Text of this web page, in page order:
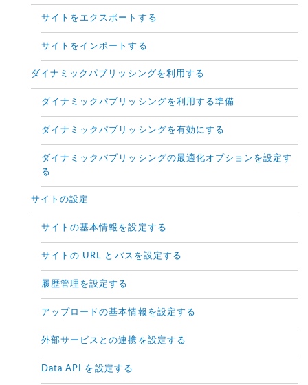
サイトをエクスポートする
サイトをインポートする
ダイナミックパブリッシングを利用する
ダイナミックパブリッシングを利用する準備
ダイナミックパブリッシングを有効にする
ダイナミックパブリッシングの最適化オプションを設定す
る
サイトの設定
サイトの基本情報を設定する
サイトの URL とパスを設定する
履歴管理を設定する
アップロードの基本情報を設定する
外部サービスとの連携を設定する
Data API を設定する